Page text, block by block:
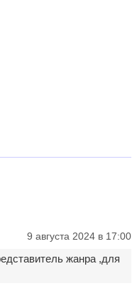
9 августа 2024 в 17:00
жанра ,для